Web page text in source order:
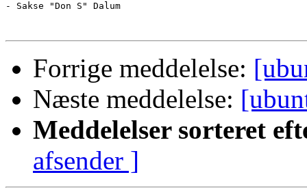
- Sakse "Don S" Dalum
Forrige meddelelse:
Næste meddelelse:
Meddelelser sorteret
afsender ]